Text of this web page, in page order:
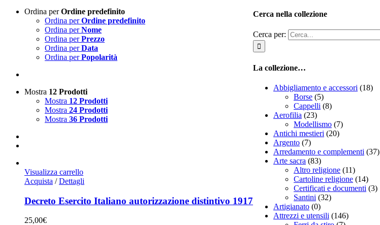
Ordina perOrdine predefinito
Ordina perOrdine predefinito
Ordina perNome
Ordina perPrezzo
Ordina perData
Ordina perPopolarità
Mostra 12 Prodotti
Mostra 12 Prodotti
Mostra 24 Prodotti
Mostra 36 Prodotti
Visualizza carrello
Acquista / Dettagli
Decreto Esercito Italiano autorizzazione distintivo 1917
25,00€
Cerca nella collezione
Cerca per:
La collezione…
Abbigliamento e accessori (18)
Borse (5)
Cappelli (8)
Aerofilia (23)
Modellismo (7)
Antichi mestieri (20)
Argento (7)
Arredamento e complementi (37)
Arte sacra (83)
Altro religione (11)
Cartoline religione (14)
Certificati e documenti (3)
Santini (32)
Artigianato (0)
Attrezzi e utensili (146)